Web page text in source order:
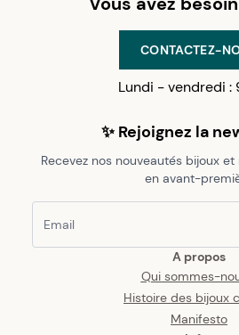
A propos
Qui sommes-
Histoire des bijoux
Manifesto
CONTACTEZ-
Lundi - vendredi :
✨ Rejoignez la
Recevez nos nouveautés bijoux
en avant-